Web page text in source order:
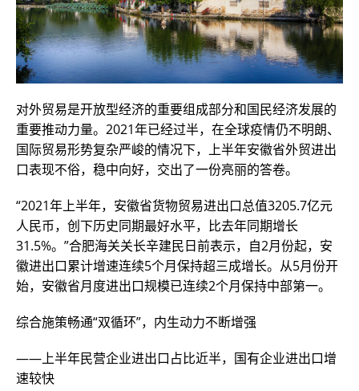
对外贸易是开放型经济的重要组成部分和国民经济发展的
重要推动力量。2021年已经过半，在全球疫情仍不明朗、
国际贸易形势复杂严峻的情况下，上半年安徽省外贸进出
口表现不俗，稳中向好，交出了一份亮丽的答卷。
“2021年上半年，安徽省货物贸易进出口总值3205.7亿元
人民币，创下历史同期最好水平，比去年同期增长
31.5%。”合肥海关关长辛建民日前表示，自2月份起，安
徽进出口累计增速连续5个月保持超三成增长。从5月份开
始，安徽省月度进出口规模已连续2个月保持中部第一。
综合施策畅通“双循环”，内生动力不断增强
——上半年民营企业进出口占比近半，国有企业进出口增
速较快